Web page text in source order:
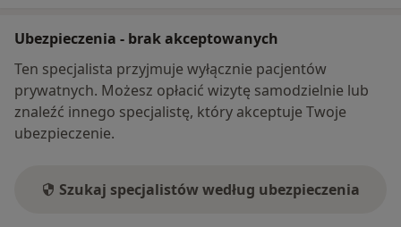
Ubezpieczenia - brak akceptowanych
Ten specjalista przyjmuje wyłącznie pacjentów
prywatnych. Możesz opłacić wizytę samodzielnie lub
znaleźć innego specjalistę, który akceptuje Twoje
ubezpieczenie.
Szukaj specjalistów według ubezpieczenia